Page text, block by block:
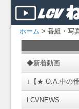
ホーム > 番組・写
◆新着動画
↓【★ O.A.中の
LCVNEWS